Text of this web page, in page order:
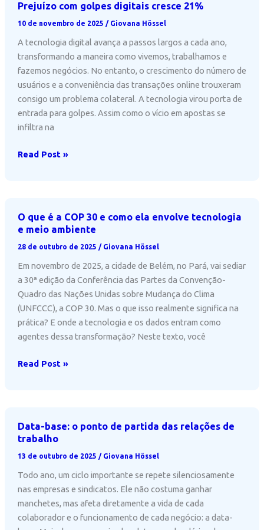
benefícios
e
evitar
golpes
Prejuízo com golpes digitais cresce 21%
10 de novembro de 2025 / Giovana Hössel
A tecnologia digital avança a passos largos a cada ano,
transformando a maneira como vivemos, trabalhamos e
fazemos negócios. No entanto, o crescimento do número de
usuários e a conveniência das transações online trouxeram
consigo um problema colateral. A tecnologia virou porta de
entrada para golpes. Assim como o vício em apostas se
infiltra na
Prejuízo
21%
Read Post »
O que é a COP 30 e como ela envolve tecnologia
e meio ambiente
28 de outubro de 2025 / Giovana Hössel
Em novembro de 2025, a cidade de Belém, no Pará, vai sediar
a 30ª edição da Conferência das Partes da Convenção-
Quadro das Nações Unidas sobre Mudança do Clima
(UNFCCC), a COP 30. Mas o que isso realmente significa na
prática? E onde a tecnologia e os dados entram como
agentes dessa transformação? Neste texto, você
O
30
como
ela
envolve
tecnologia
e
Read Post »
Data-base: o ponto de partida das relações de
trabalho
13 de outubro de 2025 / Giovana Hössel
Todo ano, um ciclo importante se repete silenciosamente
nas empresas e sindicatos. Ele não costuma ganhar
manchetes, mas afeta diretamente a vida de cada
colaborador e o funcionamento de cada negócio: a data-